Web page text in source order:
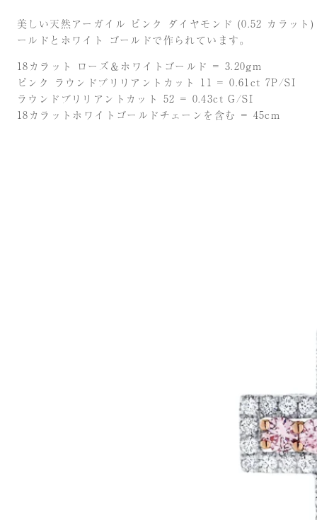
美しい天然アーガイル ピンク ダイヤモンド (0.52 カラッ
ールドとホワイト ゴールドで作られています。
18カラット ローズ＆ホワイトゴールド = 3.20gm
ピンク ラウンドブリリアントカット 11 = 0.61ct 7P/SI
ラウンドブリリアントカット 52 = 0.43ct G/SI
18カラットホワイトゴールドチェーンを含む = 45cm